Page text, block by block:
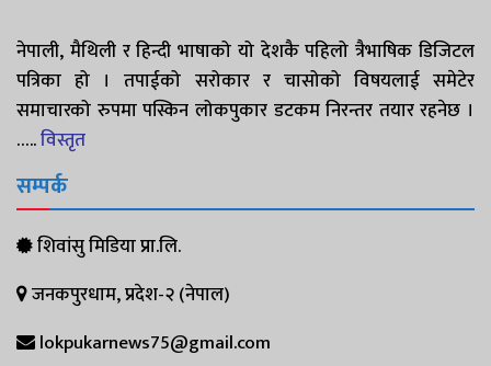
नेपाली, मैथिली र हिन्दी भाषाको यो देशकै पहिलो त्रैभाषिक डिजिटल
पत्रिका हो । तपाईको सरोकार र चासोको विषयलाई समेटेर
समाचारको रुपमा पस्किन लोकपुकार डटकम निरन्तर तयार रहनेछ ।
…..विस्तृत
सम्पर्क
शिवांसु मिडिया प्रा.लि.
जनकपुरधाम, प्रदेश-२ (नेपाल)
lokpukarnews75@gmail.com